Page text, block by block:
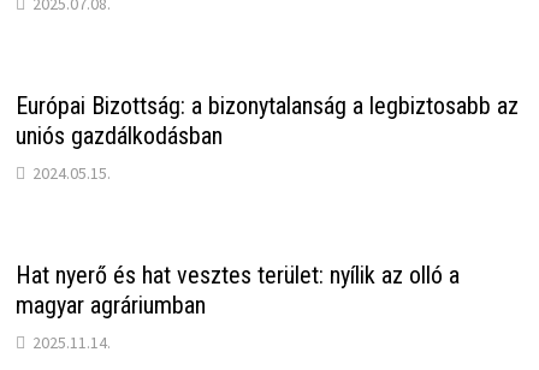
Európai Bizottság: a bizonytalanság a legbiztosabb az
uniós gazdálkodásban
2024.05.15.
Hat nyerő és hat vesztes terület: nyílik az olló a
magyar agráriumban
2025.11.14.